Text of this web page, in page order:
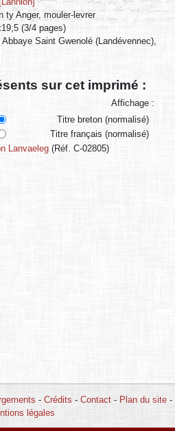
ty Anger, mouler-levrer
(3/4 pages)
Abbaye Saint Gwenolé (Landévennec),
sur cet imprimé :
Affichage :
Titre breton (normalisé)
Titre français (normalisé)
Lanvaeleg (Réf. C-02805)
- Crédits - Contact- Plan du site-
légales